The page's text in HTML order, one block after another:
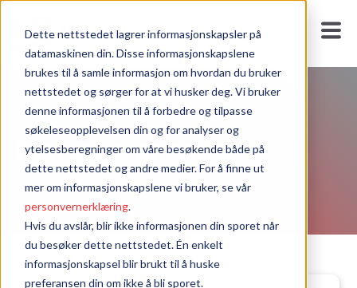
Dette nettstedet lagrer informasjonskapsler på
datamaskinen din. Disse informasjonskapslene
brukes til å samle informasjon om hvordan du bruker
nettstedet og sørger for at vi husker deg. Vi bruker
denne informasjonen til å forbedre og tilpasse
søkeleseopplevelsen din og for analyser og
ytelsesberegninger om våre besøkende både på
dette nettstedet og andre medier. For å finne ut
mer om informasjonskapslene vi bruker, se vår
personvernerklæring.
Hvis du avslår, blir ikke informasjonen din sporet når
du besøker dette nettstedet. Én enkelt
informasjonskapsel blir brukt til å huske
preferansen din om ikke å bli sporet.
Møt våre ansatte